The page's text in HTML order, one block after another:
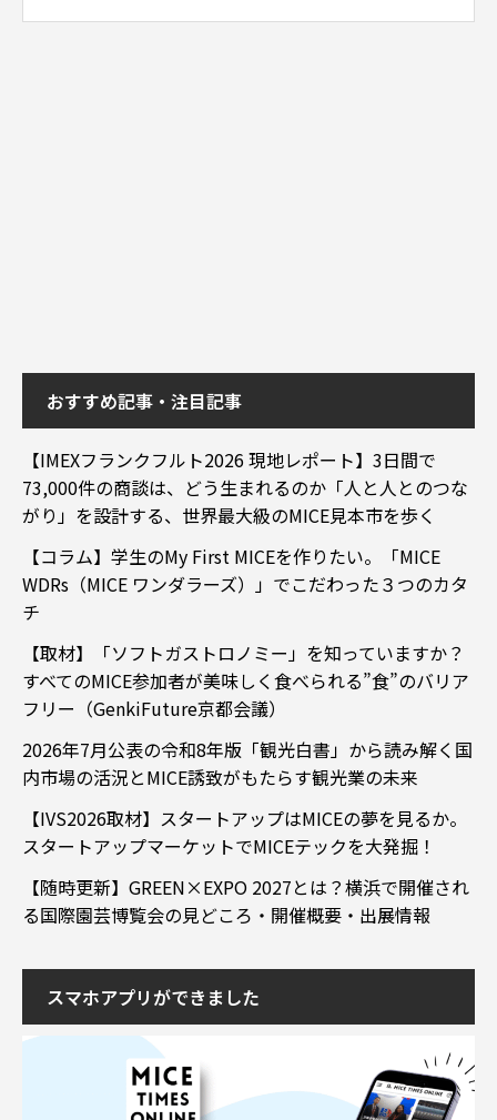
おすすめ記事・注目記事
【IMEXフランクフルト2026 現地レポート】3日間で
73,000件の商談は、どう生まれるのか「人と人とのつな
がり」を設計する、世界最大級のMICE見本市を歩く
【コラム】学生のMy First MICEを作りたい。「MICE
WDRs（MICE ワンダラーズ）」でこだわった３つのカタ
チ
【取材】「ソフトガストロノミー」を知っていますか？
すべてのMICE参加者が美味しく食べられる”食”のバリア
フリー（GenkiFuture京都会議）
2026年7月公表の令和8年版「観光白書」から読み解く国
内市場の活況とMICE誘致がもたらす観光業の未来
【IVS2026取材】スタートアップはMICEの夢を見るか。
スタートアップマーケットでMICEテックを大発掘！
【随時更新】GREEN×EXPO 2027とは？横浜で開催され
る国際園芸博覧会の見どころ・開催概要・出展情報
スマホアプリができました